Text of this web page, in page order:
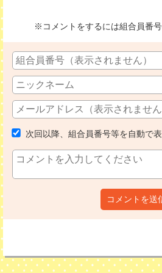
※コメントをするには組合員番号
次回以降、組合員番号等を自動で
コメントを送